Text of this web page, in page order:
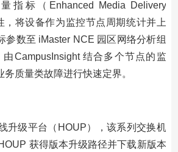
指标（Enhanced Media Delivery
，将设备作为监控节点周期统计并上
参数至 iMaster NCE 园区网络分析组
由CampusInsight 结合多个节点的监
质量类故障进行快速定界。
升级平台（HOUP），该系列交换机
获得版本升级路径并下载新版本